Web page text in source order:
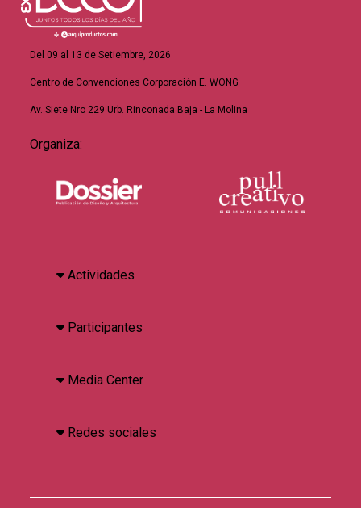
Del 09 al 13 de Setiembre, 2026
Centro de Convenciones Corporación E. WONG
Av. Siete Nro 229 Urb. Rinconada Baja - La Molina
Organiza:
Actividades
Participantes
Media Center
Redes sociales